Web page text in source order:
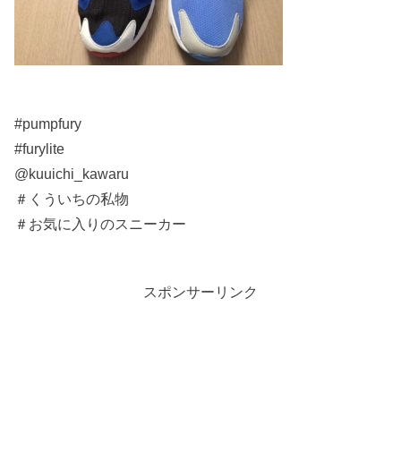
#pumpfury
#furylite
@kuuichi_kawaru
＃くういちの私物
＃お気に入りのスニーカー
スポンサーリンク